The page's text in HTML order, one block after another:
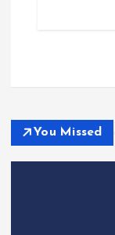
You Missed